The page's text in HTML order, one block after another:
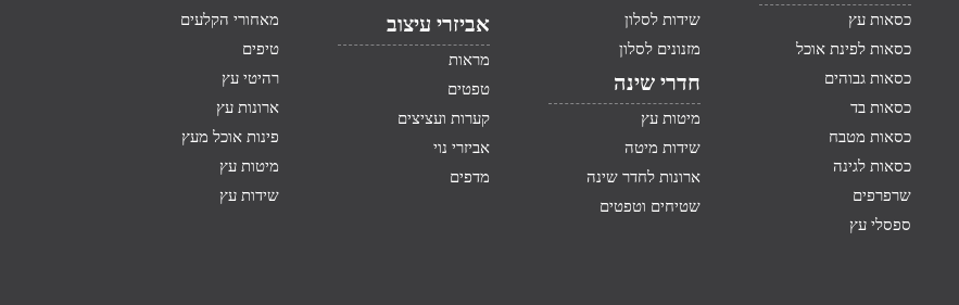
כסאות עץ
כסאות לפינת אוכל
כסאות גבוהים
כסאות בד
כסאות מטבח
כסאות לגינה
שרפרפים
ספסלי עץ
שידות לסלון
מזנונים לסלון
חדרי שינה
מיטות עץ
שידות מיטה
ארונות לחדר שינה
שטיחים וטפטים
אביזרי עיצוב
מראות
טפטים
קערות ועציצים
אביזרי נוי
מדפים
מאחורי הקלעים
טיפים
רהיטי עץ
ארונות עץ
פינות אוכל מעץ
מיטות עץ
שידות עץ